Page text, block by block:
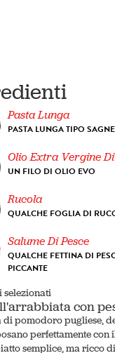
Pasta Lunga
PASTA LUNGA TIPO
Olio Extra Vergine
UN FILO DI OLIO EVO
Rucola
QUALCHE FOGLIA DI
Salume Di Pesce
QUALCHE FETTINA DI
PICCANTE
selezionati
con
di pomodoro pugliese,
perfettamente
semplice, ma ricco